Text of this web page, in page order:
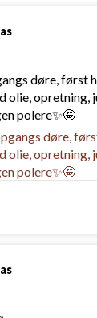
døre, først
olie, opretning,
polere✨️🤩